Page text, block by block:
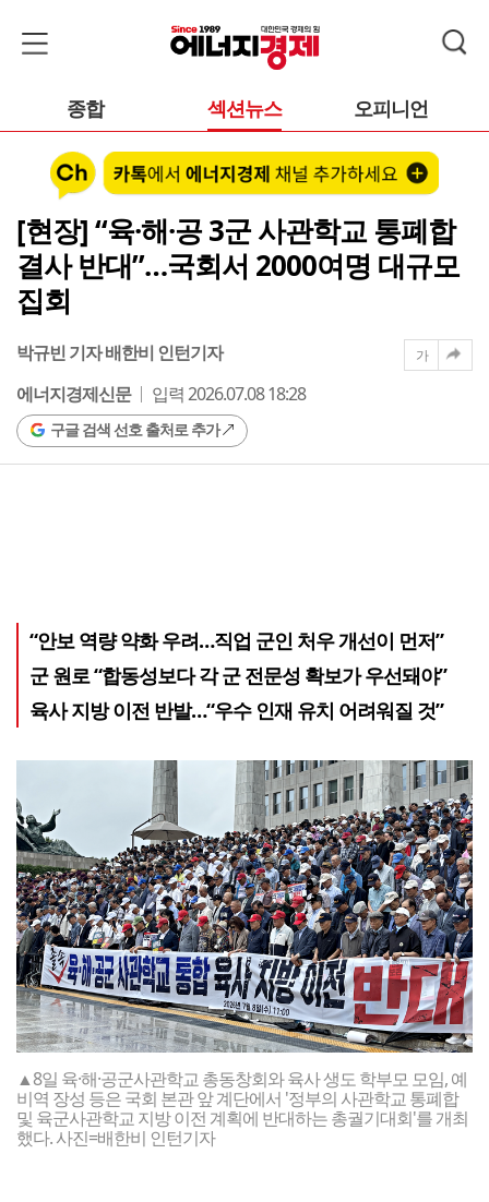
종합 섹션뉴스 오피니언
[현장] “육·해·공 3군 사관학교 통폐합
결사 반대”…국회서 2000여명 대규모
집회
박규빈 기자 배한비 인턴기자
에너지경제신문
입력 2026.07.08 18:28
구글 검색 선호 출처로 추가
가
“안보 역량 약화 우려…직업 군인 처우 개선이 먼저”
군 원로 “합동성보다 각 군 전문성 확보가 우선돼야”
육사 지방 이전 반발…“우수 인재 유치 어려워질 것”
▲8일 육·해·공군사관학교 총동창회와 육사 생도 학부모 모임, 예
비역 장성 등은 국회 본관 앞 계단에서 '정부의 사관학교 통폐합
및 육군사관학교 지방 이전 계획에 반대하는 총궐기대회'를 개최
했다. 사진=배한비 인턴기자